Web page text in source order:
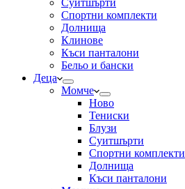
Суитшърти
Спортни комплекти
Долнища
Клинове
Къси панталони
Бельо и бански
Деца
Момче
Ново
Тениски
Блузи
Суитшърти
Спортни комплекти
Долнища
Къси панталони